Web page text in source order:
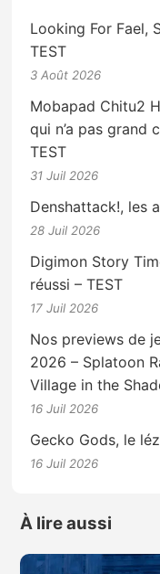
Looking For Fael,
TEST
3 Août 2026
Mobapad Chitu2
qui n’a pas grand
TEST
31 Juil 2026
Denshattack!, les
28 Juil 2026
Digimon Story
réussi – TEST
17 Juil 2026
Nos previews de
2026 – Splatoon
Village in the
16 Juil 2026
Gecko Gods, le
16 Juil 2026
À lire aussi